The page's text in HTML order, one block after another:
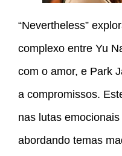
“Nevertheless”
complexo entre Yu
com o amor, e Park
a compromissos.
nas lutas
abordando temas